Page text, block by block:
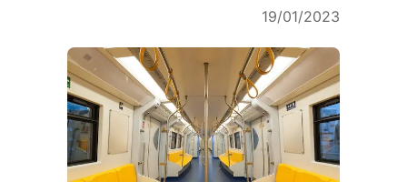
19/01/2023